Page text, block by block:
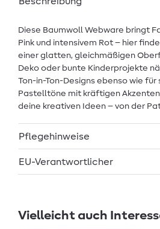
Diese Baumwoll Webware bringt
Pink und intensivem Rot – hier
einer glatten, gleichmäßigen
Deko oder bunte Kinderprojekte
Ton-in-Ton-Designs ebenso wie
Pastelltöne mit kräftigen
deine kreativen Ideen – von der
Pflegehinweise
EU-Verantwortlicher
Vielleicht auch